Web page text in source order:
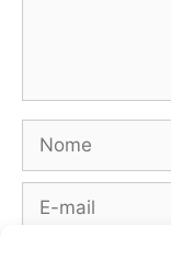
Nome
E-
mail